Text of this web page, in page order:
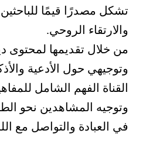
تشكل مصدرًا قيمًا
والارتقاء الروحي.
من خلال تقديمها لمحتوى
وتوجيهي حول الأدعية
القناة الفهم الشامل
وتوجيه المشاهدين نحو
في العبادة والتواصل مع